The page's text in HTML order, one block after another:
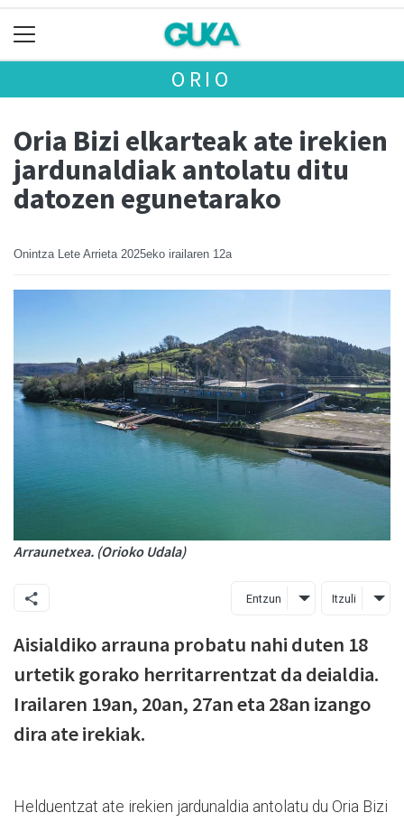
ORIO
Oria Bizi elkarteak ate irekien
jardunaldiak antolatu ditu
datozen egunetarako
Onintza Lete Arrieta 2025eko irailaren 12a
Arraunetxea. (Orioko Udala)
Entzun Itzuli
Aisialdiko arrauna probatu nahi duten 18
urtetik gorako herritarrentzat da deialdia.
Irailaren 19an, 20an, 27an eta 28an izango
dira ate irekiak.
Helduentzat ate irekien jardunaldia antolatu du Oria Bizi